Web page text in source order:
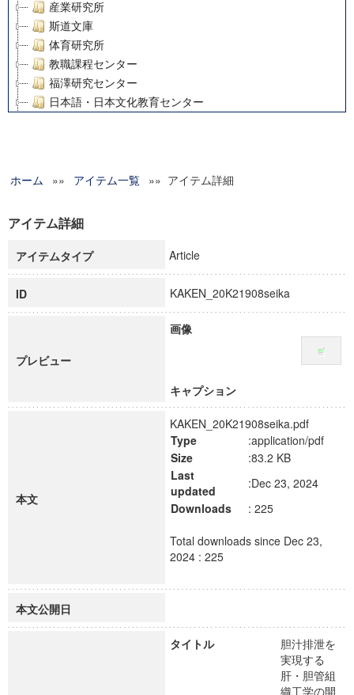
産業研究所
斯道文庫
体育研究所
教職課程センター
福澤研究センター
日本語・日本文化教育センター
グローバルリサーチインスティテュート
科学研究費補助金研究成果報告書
慶應義塾大学グローバルCOEプログラム市民社会ガバナンス
慶應義塾大学グローバルCOEプログラム論理と感性の先端的
博士課程教育リーディングプログラム「超成熟社会発展のサ
学術雑誌掲載論文等(8)
ホーム »» アイテム一覧 »» アイテム詳細
アイテム詳細
アイテムタイプ Article
ID KAKEN_20K21908seika
プレビュー
画像
キャプション
本文
KAKEN_20K21908seika.pdf
Type
:application/pdf
Size
:83.2 KB
Last
updated
:Dec 23, 2024
Downloads
: 225
Total downloads since Dec 23,
2024 : 225
本文公開日
タイトル
胆汁排泄を
実現する
肝・胆管組
織工学の開